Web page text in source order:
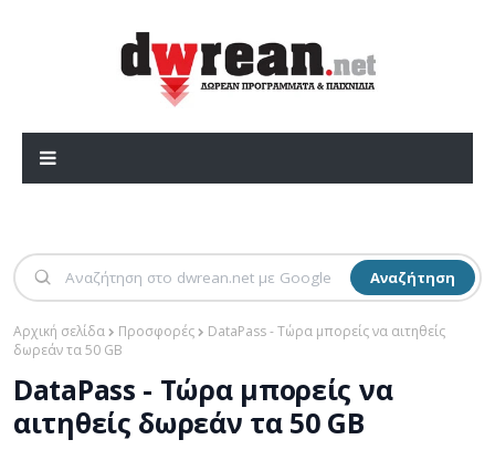
Αναζήτηση
Αρχική σελίδα Προσφορές
DataPass - Τώρα μπορείς να αιτηθείς
δωρεάν τα 50 GB
DataPass - Τώρα μπορείς να
αιτηθείς δωρεάν τα 50 GB